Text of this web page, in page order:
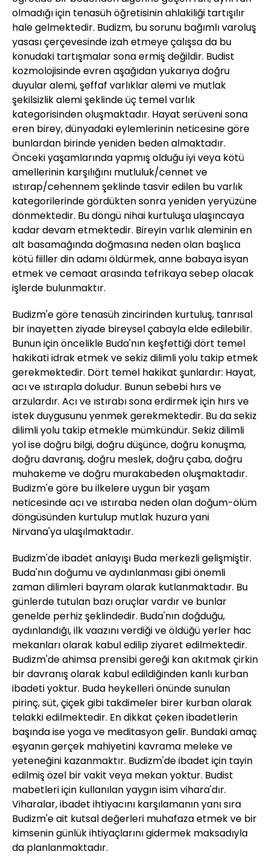
olmadığı için tenasüh öğretisinin ahlakiliği tartışılır
hale gelmektedir. Budizm, bu sorunu bağımlı varoluş
yasası çerçevesinde izah etmeye çalışsa da bu
konudaki tartışmalar sona ermiş değildir. Budist
kozmolojisinde evren aşağıdan yukarıya doğru
duyular alemi, şeffaf varlıklar alemi ve mutlak
şekilsizlik alemi şeklinde üç temel varlık
kategorisinden oluşmaktadır. Hayat serüveni sona
eren birey, dünyadaki eylemlerinin neticesine göre
bunlardan birinde yeniden beden almaktadır.
Önceki yaşamlarında yapmış olduğu iyi veya kötü
amellerinin karşılığını mutluluk/cennet ve
ıstırap/cehennem şeklinde tasvir edilen bu varlık
kategorilerinde gördükten sonra yeniden yeryüzüne
dönmektedir. Bu döngü nihai kurtuluşa ulaşıncaya
kadar devam etmektedir. Bireyin varlık aleminin en
alt basamağında doğmasına neden olan başlıca
kötü fiiller din adamı öldürmek, anne babaya isyan
etmek ve cemaat arasında tefrikaya sebep olacak
işlerde bulunmaktır.
Budizm'e göre tenasüh zincirinden kurtuluş, tanrısal
bir inayetten ziyade bireysel çabayla elde edilebilir.
Bunun için öncelikle Buda'nın keşfettiği dört temel
hakikati idrak etmek ve sekiz dilimli yolu takip etmek
gerekmektedir. Dört temel hakikat şunlardır: Hayat,
acı ve ıstırapla doludur. Bunun sebebi hırs ve
arzulardır. Acı ve ıstırabı sona erdirmek için hırs ve
istek duygusunu yenmek gerekmektedir. Bu da sekiz
dilimli yolu takip etmekle mümkündür. Sekiz dilimli
yol ise doğru bilgi, doğru düşünce, doğru konuşma,
doğru davranış, doğru meslek, doğru çaba, doğru
muhakeme ve doğru murakabeden oluşmaktadır.
Budizm'e göre bu ilkelere uygun bir yaşam
neticesinde acı ve ıstıraba neden olan doğum-ölüm
döngüsünden kurtulup mutlak huzura yani
Nirvana'ya ulaşılmaktadır.
Budizm'de ibadet anlayışı Buda merkezli gelişmiştir.
Buda'nın doğumu ve aydınlanması gibi önemli
zaman dilimleri bayram olarak kutlanmaktadır. Bu
günlerde tutulan bazı oruçlar vardır ve bunlar
genelde perhiz şeklindedir. Buda'nın doğduğu,
aydınlandığı, ilk vaazını verdiği ve öldüğü yerler hac
mekanları olarak kabul edilip ziyaret edilmektedir.
Budizm'de ahimsa prensibi gereği kan akıtmak çirkin
bir davranış olarak kabul edildiğinden kanlı kurban
ibadeti yoktur. Buda heykelleri önünde sunulan
pirinç, süt, çiçek gibi takdimeler birer kurban olarak
telakki edilmektedir. En dikkat çeken ibadetlerin
başında ise yoga ve meditasyon gelir. Bundaki amaç
eşyanın gerçek mahiyetini kavrama meleke ve
yeteneğini kazanmaktır. Budizm'de ibadet için tayin
edilmiş özel bir vakit veya mekan yoktur. Budist
mabetleri için kullanılan yaygın isim vihara'dır.
Viharalar, ibadet ihtiyacını karşılamanın yanı sıra
Budizm'e ait kutsal değerleri muhafaza etmek ve bir
kimsenin günlük ihtiyaçlarını gidermek maksadıyla
da planlanmaktadır.